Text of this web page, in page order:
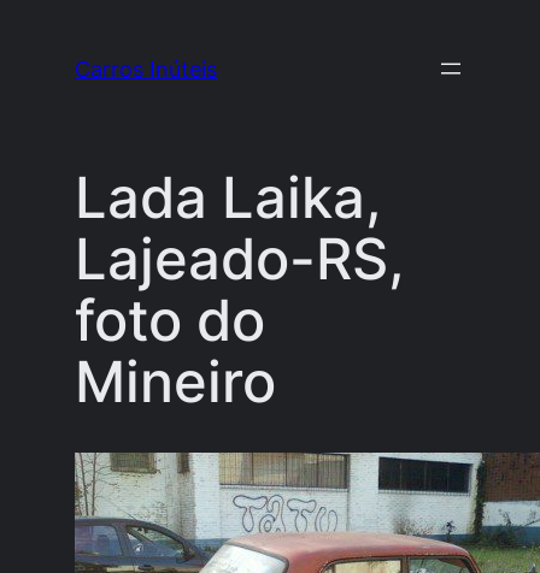
Carros Inúteis
Lada Laika,
Lajeado-RS,
foto do
Mineiro